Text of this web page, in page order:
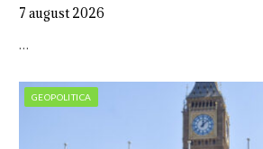
7 august 2026
…
GEOPOLITICA